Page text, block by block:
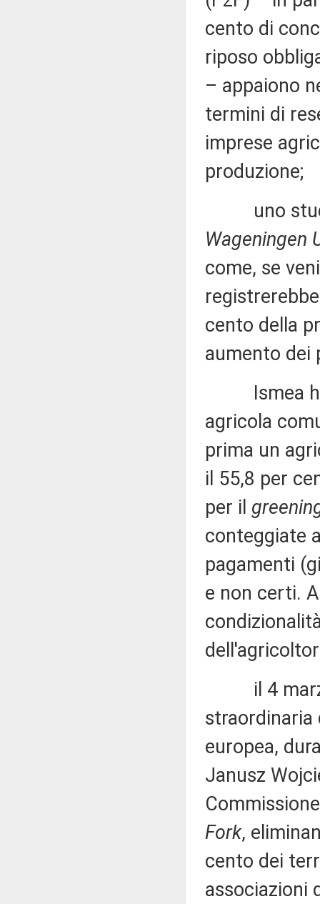
cento di
riposo
– appaiono
termini di
imprese
produzione;
uno
Wageningen
come, se
cento della
aumento dei
Ismea ha
agricola
prima un
il 55,8 per
per il
conteggiate
pagamenti
e non certi.
il 4 marzo
straordinaria
europea,
Janusz
Fork,
cento dei
associazioni